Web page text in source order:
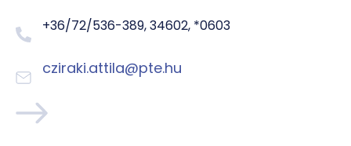
+36/72/536-389, 34602, *0603
cziraki.attila@pte.hu